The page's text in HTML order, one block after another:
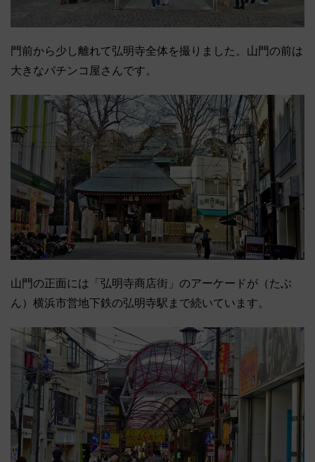
門前から少し離れて弘明寺全体を撮りました。山門の前は
大きなパチンコ屋さんです。
山門の正面には「弘明寺商店街」のアーケードが（たぶ
ん）横浜市営地下鉄の弘明寺駅まで続いています。